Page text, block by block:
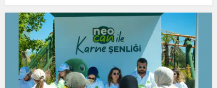
Niğde
Ordu
Rize
Sakarya